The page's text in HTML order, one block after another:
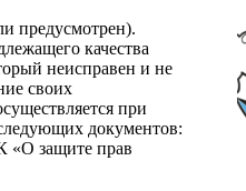
предусмотрен).
качества
неисправен и не
своих
при
документов:
«О защите прав